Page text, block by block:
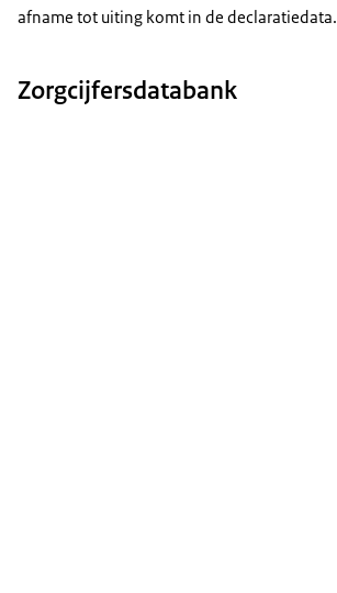
afname tot uiting komt in de declaratiedata.
Zorgcijfersdatabank